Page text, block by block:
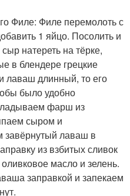
Филе: Филе перемолоть с
1 яйцо. Посолить и
натереть на тёрке,
в блендере грецкие
лаваш длинный, то его
было удобно
фарш из
сыром и
лаваш в
из взбитых сливок
масло и зелень.
заправкой и запекаем